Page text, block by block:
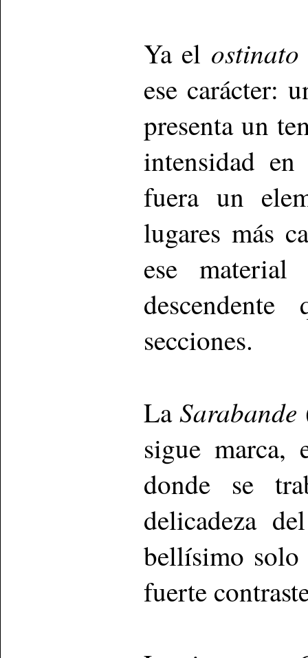
Ya el ostinato
ese carácter:
presenta un
intensidad
fuera un
lugares más
ese
secciones.
LaSarabande
sigue marca,
donde se
delicadeza
bellísimo
fuerte